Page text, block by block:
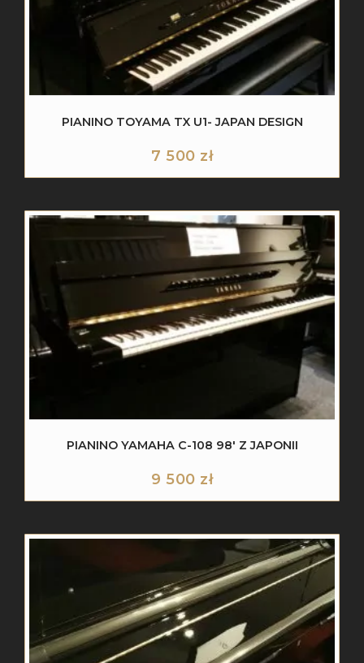
PIANINO TOYAMA TX U1- JAPAN DESIGN
7 500 zł
PIANINO YAMAHA C-108 98′ Z JAPONII
9 500 zł